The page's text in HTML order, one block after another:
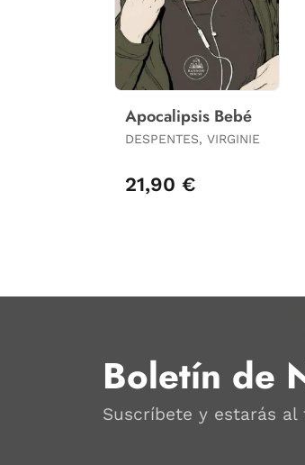
Apocalipsis Bebé
DESPENTES, VIRGINIE
21,90 €
Boletín de
Suscríbete y estarás